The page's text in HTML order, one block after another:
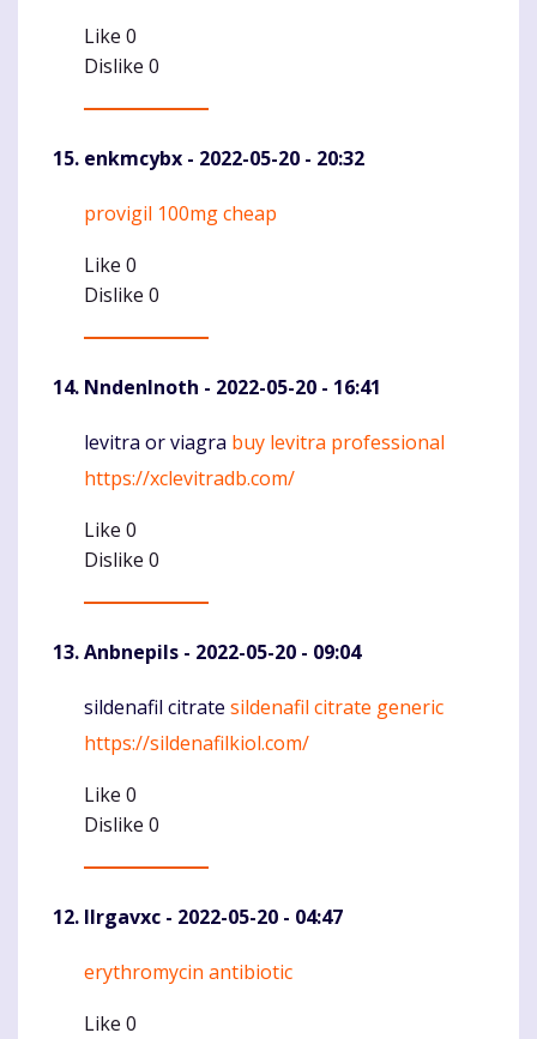
Like 0
Dislike 0
enkmcybx - 2022-05-20 - 20:32
Komentaras
provigil 100mg cheap
Like 0
Dislike 0
NndenInoth - 2022-05-20 - 16:41
Komentaras
levitra or viagra buy levitra professional
https://xclevitradb.com/
Like 0
Dislike 0
Anbnepils - 2022-05-20 - 09:04
Komentaras
sildenafil citrate sildenafil citrate generic
https://sildenafilkiol.com/
Like 0
Dislike 0
llrgavxc - 2022-05-20 - 04:47
Komentaras
erythromycin antibiotic
Like 0